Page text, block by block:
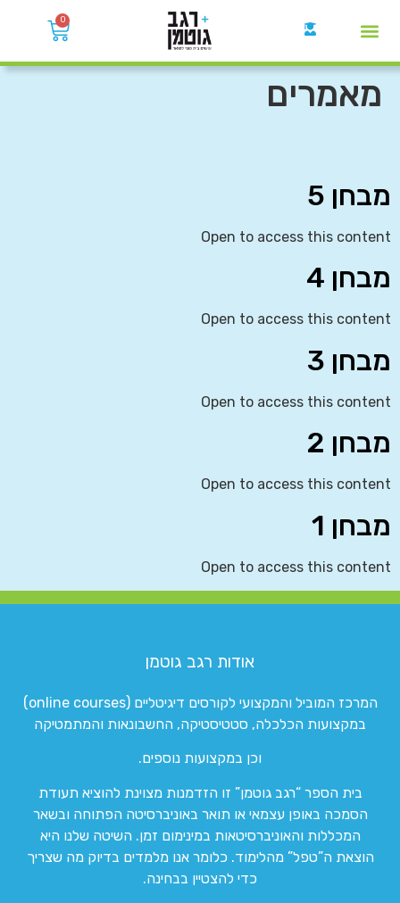
0
מאמרים
מבחן 5
Open to access this content
מבחן 4
Open to access this content
מבחן 3
Open to access this content
מבחן 2
Open to access this content
מבחן 1
Open to access this content
אודות רגב גוטמן
המרכז המוביל והמקצועי לקורסים דיגיטליים (online courses)
במקצועות הכלכלה, סטטיסטיקה, החשבונאות והמתמטיקה
וכן במקצועות נוספים.
בית הספר “רגב גוטמן” זו הזדמנות מצוינת להוציא תעודת
הסמכה באופן עצמאי או תואר באוניברסיטה הפתוחה ובשאר
המכללות והאוניברסיטאות במינימום זמן. השיטה שלנו היא
הוצאת ה”טפל” מהלימוד. כלומר אנו מלמדים בדיוק מה שצריך
כדי להצטיין בבחינה.